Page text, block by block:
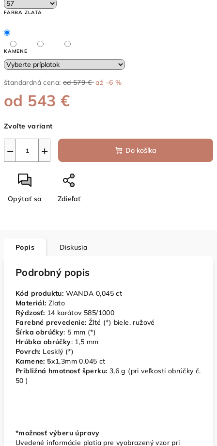
FARBA ZLATA
KAMENE
štandardná cena: od 579 € až –6 %
od 543 €
cena:
Zvoľte variant
+
− Do košíka
Opýtať sa Zdieľať
Popis Diskusia
Podrobný popis
Kód produktu: WANDA 0,045 ct
Materiál: Zlato
Rýdzosť: 14 karátov 585/1000
Farebné prevedenie: Žlté (*) biele, ružové
Šírka obrúčky: 5 mm (*)
Hrúbka obrúčky: 1,5 mm
Povrch: Lesklý (*)
Kamene: 5x1,3mm 0,045 ct
Približná hmotnosť šperku: 3,6 g (pri veľkosti obrúčky č.
50 )
*možnosť výberu úpravy
Uvedené informácie platia pre vyobrazený vzor pri